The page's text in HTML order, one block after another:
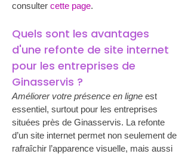
consulter cette page.
Quels sont les avantages
d'une refonte de site internet
pour les entreprises de
Ginasservis ?
Améliorer votre présence en ligne est
essentiel, surtout pour les entreprises
situées près de Ginasservis. La refonte
d’un site internet permet non seulement de
rafraîchir l’apparence visuelle, mais aussi